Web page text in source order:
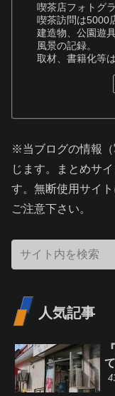
喫茶店フォトグ
喫茶訪問は5000
建造物、公園遊
風景の記録。
取材、書籍化等
※当ブログの情報
じます。まとめサ
す。無断使用サイ
ご注意下さい。
人気記事